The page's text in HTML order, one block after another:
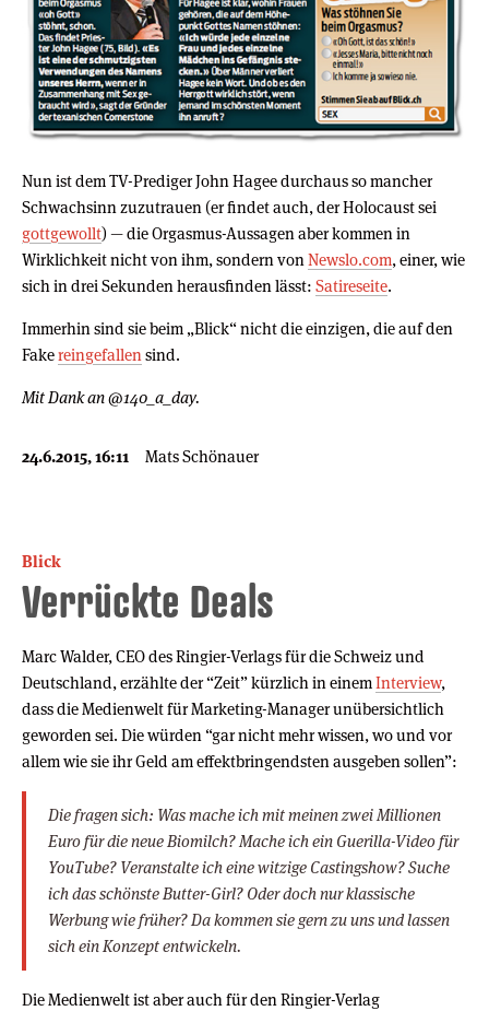
Nun ist dem TV-Prediger John Hagee durchaus so mancher
Schwachsinn zuzutrauen (er findet auch, der Holocaust sei
gottgewollt) — die Orgasmus-Aussagen aber kommen in
Wirklichkeit nicht von ihm, sondern vonNewslo.com, einer, wie
sich in drei Sekunden herausfinden lässt: Satireseite.
Immerhin sind sie beim „Blick“ nicht die einzigen, die auf den
Fakereingefallensind.
Mit Dank an @140_a_day.
24.6.2015, 16:11 Mats Schönauer
Blick
Verrückte Deals
Marc Walder, CEO des Ringier-Verlags für die Schweiz und
Deutschland, erzählte der “Zeit” kürzlich in einemInterview,
dass die Medienwelt für Marketing-Manager unübersichtlich
geworden sei. Die würden “gar nicht mehr wissen, wo und vor
allem wie sie ihr Geld am effektbringendsten ausgeben sollen”:
Die fragen sich: Was mache ich mit meinen zwei Millionen
Euro für die neue Biomilch? Mache ich ein Guerilla-Video für
YouTube? Veranstalte ich eine witzige Castingshow? Suche
ich das schönste Butter-Girl? Oder doch nur klassische
Werbung wie früher? Da kommen sie gern zu uns und lassen
sich ein Konzept entwickeln.
Die Medienwelt ist aber auch für den Ringier-Verlag